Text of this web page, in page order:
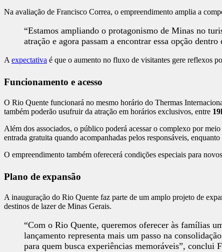
Na avaliação de Francisco Correa, o empreendimento amplia a
“Estamos ampliando o protagonismo de Minas no
atração e agora passam a encontrar essa opção
Aexpectativa é que o aumento no fluxo de visitantes gere reflexos
Funcionamento e acesso
O Rio Quente funcionará no mesmo horário do Thermas
também poderão usufruir da atração em horários exclusivos, entre
Além dos associados, o público poderá acessar o complexo por meio
entrada gratuita quando acompanhadas pelos responsáveis,
O empreendimento também oferecerá condições especiais para
Plano de expansão
A inauguração do Rio Quente faz parte de um amplo projeto de
destinos de lazer de Minas Gerais.
“Com o Rio Quente, queremos oferecer às famílias
lançamento representa mais um passo na
para quem busca experiências memoráveis”, conclui